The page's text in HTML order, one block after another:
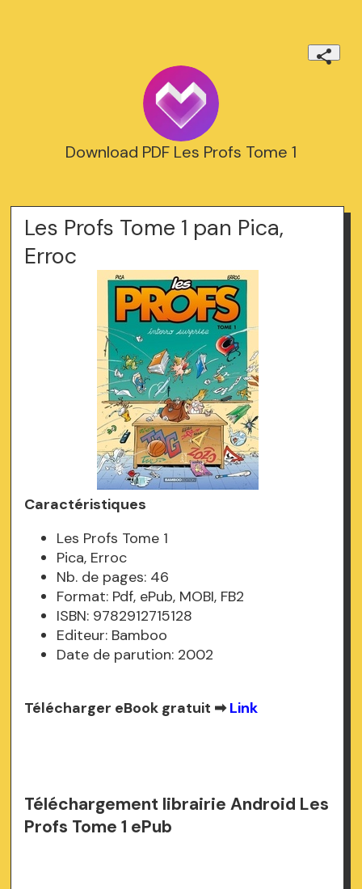
Download PDF Les Profs Tome 1
Les Profs Tome 1 pan Pica,
Erroc
Caractéristiques
Les Profs Tome 1
Pica, Erroc
Nb. de pages: 46
Format: Pdf, ePub, MOBI, FB2
ISBN: 9782912715128
Editeur: Bamboo
Date de parution: 2002
Télécharger eBook gratuit ➡Link
Téléchargement librairie Android Les
Profs Tome 1 ePub